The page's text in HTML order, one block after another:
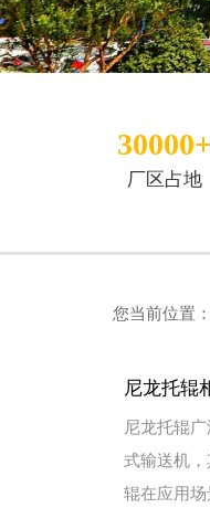
30000+
厂区占地
您当前位置：
尼龙托辊
尼龙托辊
式输送机
辊在应用